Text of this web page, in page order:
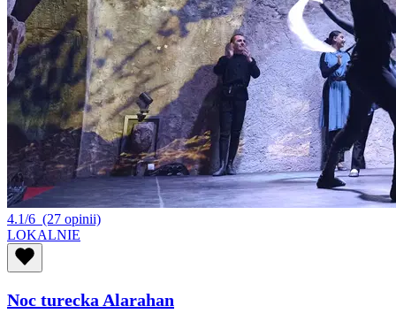
4.1/6 (27 opinii)
LOKALNIE
Noc turecka Alarahan